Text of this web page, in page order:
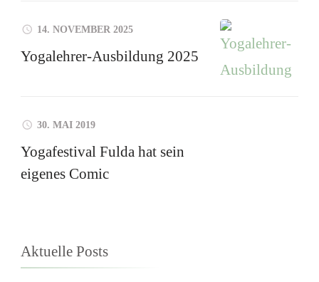
14. NOVEMBER 2025
Yogalehrer-Ausbildung 2025
30. MAI 2019
Yogafestival Fulda hat sein
eigenes Comic
Aktuelle Posts